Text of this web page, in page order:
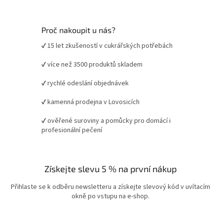
Proč nakoupit u nás?
✔ 15 let zkušeností v cukrářských potřebách
✔ více než 3500 produktů skladem
✔ rychlé odeslání objednávek
✔ kamenná prodejna v Lovosicích
✔ ověřené suroviny a pomůcky pro domácí i
profesionální pečení
Získejte slevu 5 % na první nákup
Přihlaste se k odběru newsletteru a získejte slevový kód v uvítacím
okně po vstupu na e-shop.